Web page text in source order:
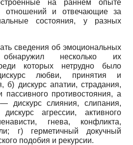
на раннем опыте
отношений и отвечающие за
состояния, у разных
сведения об эмоциональных
несколько их
которых нетрудно было
любви, принятия и
б) дискурс апатии, страдания,
пассивного противостояния, а
дискурс слияния, слипания,
агрессии, активного
гнева, конфликта,
г) герметичный докучный
подобия и рекурсии.